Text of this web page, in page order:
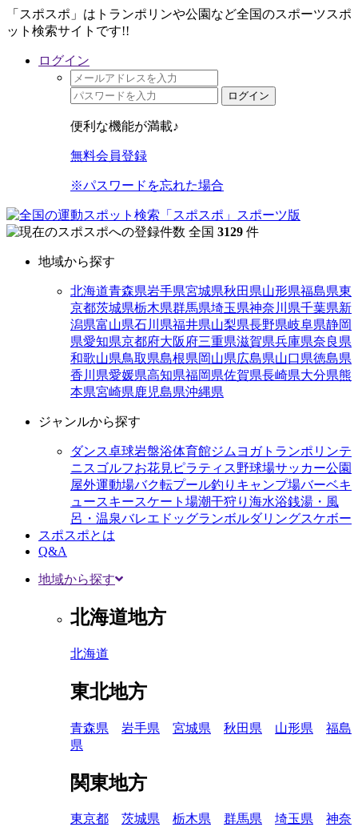
「スポスポ」はトランポリンや公園など全国のスポーツスポ
ット検索サイトです!!
ログイン
ログイン
便利な機能が満載♪
無料会員登録
※パスワードを忘れた場合
全国 3129 件
地域から探す
北海道青森県岩手県宮城県秋田県山形県福島県東
京都茨城県栃木県群馬県埼玉県神奈川県千葉県新
潟県富山県石川県福井県山梨県長野県岐阜県静岡
県愛知県京都府大阪府三重県滋賀県兵庫県奈良県
和歌山県鳥取県島根県岡山県広島県山口県徳島県
香川県愛媛県高知県福岡県佐賀県長崎県大分県熊
本県宮崎県鹿児島県沖縄県
ジャンルから探す
ダンス卓球岩盤浴体育館ジム ヨガトランポリンテ
ニス ゴルフお花見 ピラティス野球場サッカー公園
屋外運動場バク転プール釣り キャンプ場バーベキ
ュースキースケート場潮干狩り 海水浴銭湯・風
呂・温泉バレエ ドッグランボルダリングスケボー
スポスポとは
Q&A
地域から探す
北海道地方
北海道
東北地方
青森県 岩手県 宮城県 秋田県 山形県
福島
県
関東地方
東京都 茨城県 栃木県 群馬県 埼玉県
神奈